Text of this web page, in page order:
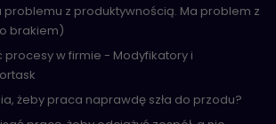
problemu z produktywnością. Ma problem z
brakiem)
w firmie - Modyfikatory i
żeby praca naprawdę szła do przodu?